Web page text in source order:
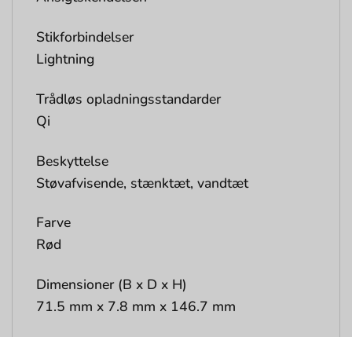
Stikforbindelser
Lightning
Trådløs opladningsstandarder
Qi
Beskyttelse
Støvafvisende, stænktæt, vandtæt
Farve
Rød
Dimensioner (B x D x H)
71.5 mm x 7.8 mm x 146.7 mm